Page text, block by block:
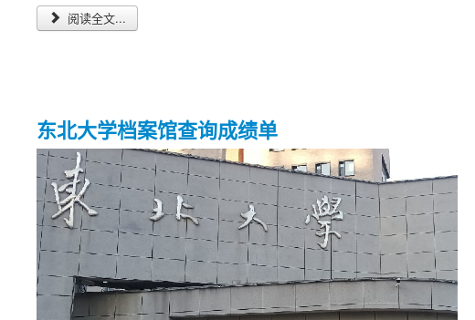
阅读全文...
东北大学档案馆查询成绩单